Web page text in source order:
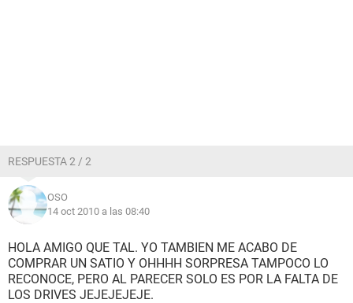
RESPUESTA 2 / 2
OSO
14 oct 2010 a las 08:40
HOLA AMIGO QUE TAL. YO TAMBIEN ME ACABO DE
COMPRAR UN SATIO Y OHHHH SORPRESA TAMPOCO LO
RECONOCE, PERO AL PARECER SOLO ES POR LA FALTA DE
LOS DRIVES JEJEJEJEJE.